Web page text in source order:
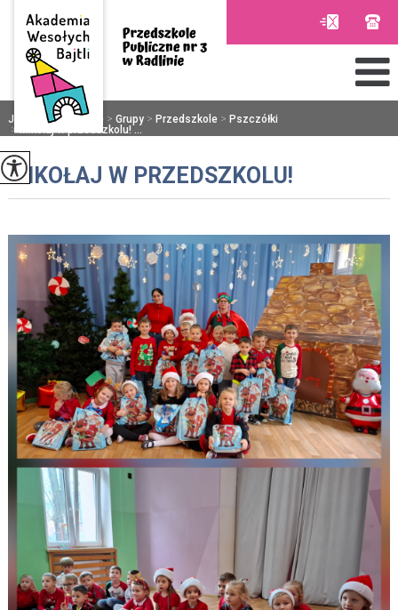
Jesteś tutaj: Home > Grupy > Przedszkole > Pszczółki
> Mikołaj w przedszkolu! ...
MIKOŁAJ W PRZEDSZKOLU!